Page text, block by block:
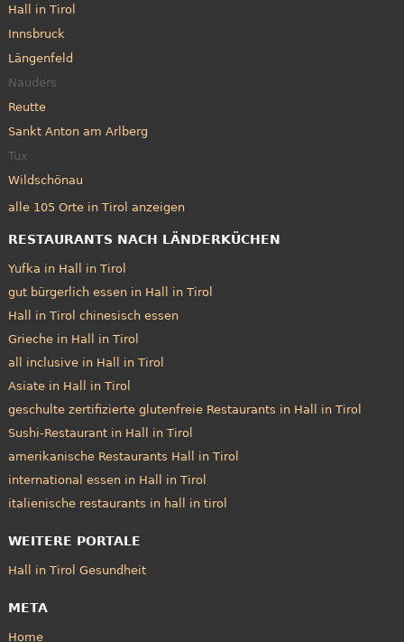
Hall in Tirol
Innsbruck
Längenfeld
Nauders
Reutte
Sankt Anton am Arlberg
Tux
Wildschönau
alle 105 Orte in Tirol anzeigen
RESTAURANTS NACH LÄNDERKÜCHEN
Yufka in Hall in Tirol
gut bürgerlich essen in Hall in Tirol
Hall in Tirol chinesisch essen
Grieche in Hall in Tirol
all inclusive in Hall in Tirol
Asiate in Hall in Tirol
geschulte zertifizierte glutenfreie Restaurants in Hall in Tirol
Sushi-Restaurant in Hall in Tirol
amerikanische Restaurants Hall in Tirol
international essen in Hall in Tirol
italienische restaurants in hall in tirol
WEITERE PORTALE
Hall in Tirol Gesundheit
META
Home